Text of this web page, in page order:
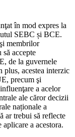
în mod expres la
SEBC și BCE.
membrilor
să accepte
de la guvernele
plus, acestea interzic
precum şi
a acelor
ale căror decizii
naționale a
ar trebui să reflecte
a acestora.